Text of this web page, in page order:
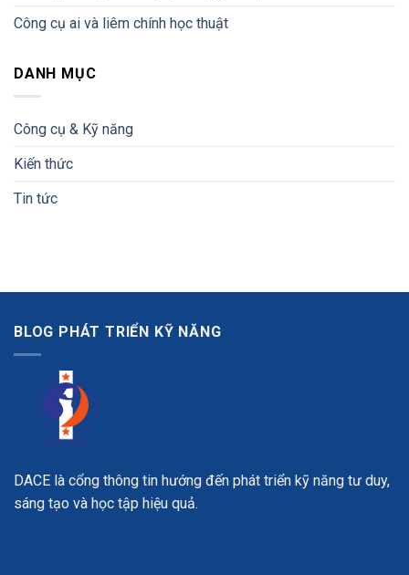
Công cụ ai và liêm chính học thuật
DANH MỤC
Công cụ & Kỹ năng
Kiến thức
Tin tức
BLOG PHÁT TRIỂN KỸ NĂNG
DACE là cổng thông tin hướng đến phát triển kỹ năng tư duy,
sáng tạo và học tập hiệu quả.